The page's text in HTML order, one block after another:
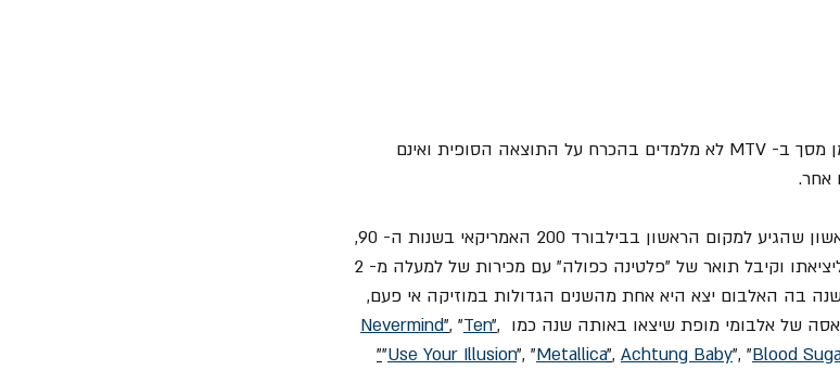
הלהקה הוכיחה כאן שזמן אוויר ברדיו או זמן מסך ב- MTV לא מלמדים בהכרח על התוצאה הסופית ואינם
אחר.
האלבום הזה הפך לאלבום ההבי מטאל הראשון שהגיע למקום הראשון בבילבורד 200 האמריקאי בשנות ה- 90,
בה האלבום יצא היא אחת מהשנים הגדולות במוזיקה אי פעם,
של אלבומי מופת שיצאו באותה שנה כמו
Nevermind", "Ten",
"Use Your Illusion", "Metallica", Achtung Baby", "Blood
"